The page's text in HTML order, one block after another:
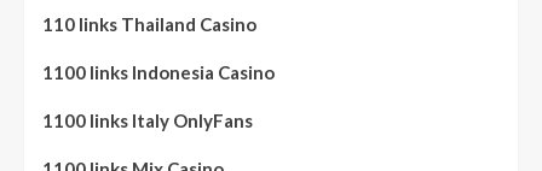
110 links Thailand Casino
1100 links Indonesia Casino
1100 links Italy OnlyFans